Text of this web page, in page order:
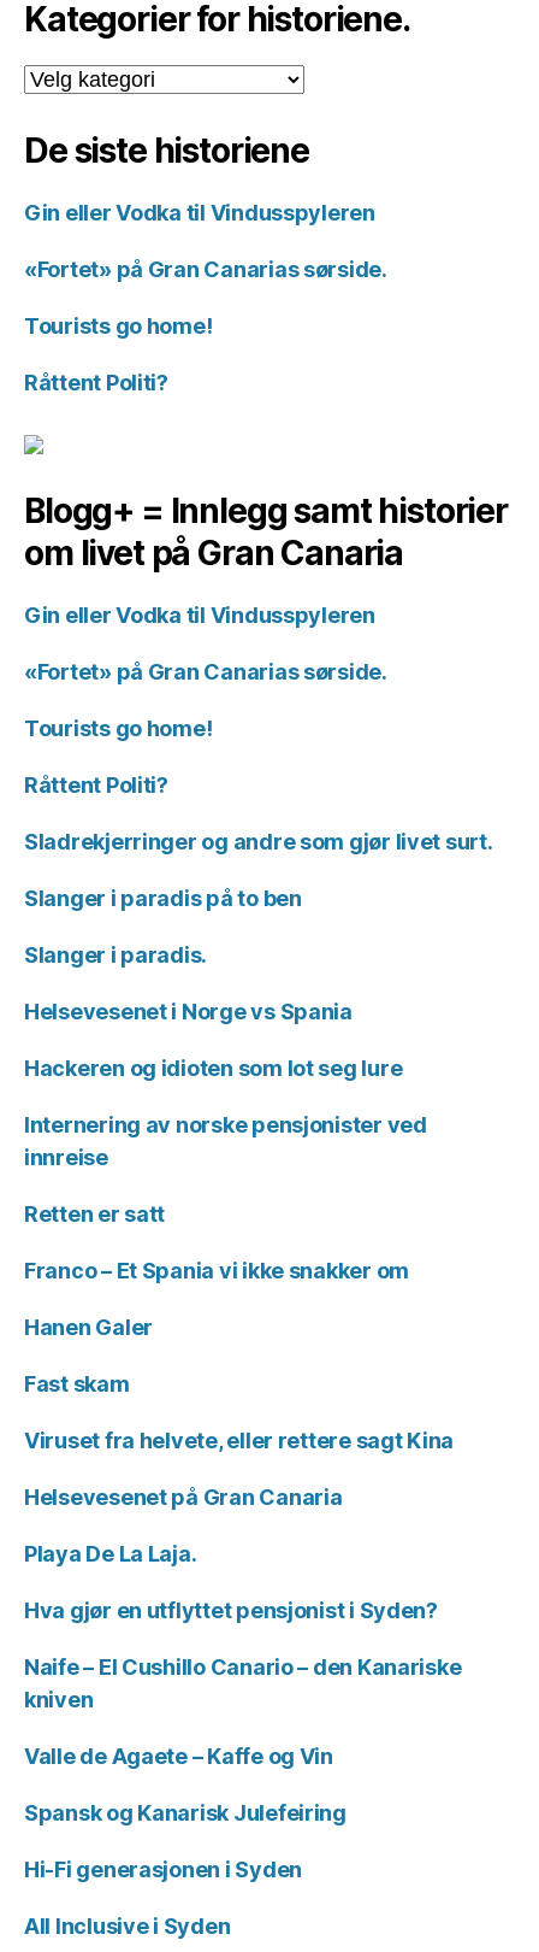
Kategorier for historiene.
Kategorier
for
De siste historiene
Gin eller Vodka til Vindusspyleren
«Fortet» på Gran Canarias sørside.
Tourists go home!
Råttent Politi?
Blogg+ = Innlegg samt historier
om livet på Gran Canaria
Gin eller Vodka til Vindusspyleren
«Fortet» på Gran Canarias sørside.
Tourists go home!
Råttent Politi?
Sladrekjerringer og andre som gjør livet surt.
Slanger i paradis på to ben
Slanger i paradis.
Helsevesenet i Norge vs Spania
Hackeren og idioten som lot seg lure
Internering av norske pensjonister ved
innreise
Retten er satt
Franco – Et Spania vi ikke snakker om
Hanen Galer
Fast skam
Viruset fra helvete, eller rettere sagt Kina
Helsevesenet på Gran Canaria
Playa De La Laja.
Hva gjør en utflyttet pensjonist i Syden?
Naife – El Cushillo Canario – den Kanariske
kniven
Valle de Agaete – Kaffe og Vin
Spansk og Kanarisk Julefeiring
Hi-Fi generasjonen i Syden
All Inclusive i Syden